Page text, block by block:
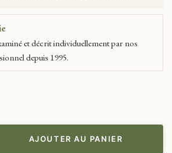
et décrit individuellement par nos
depuis 1995.
AJOUTER AU PANIER